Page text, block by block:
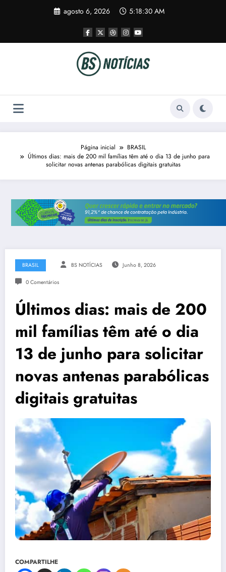
agosto 6, 2026 5:18:31 AM
Página inicial
BRASIL
Últimos dias: mais de 200 mil famílias têm até o dia 13 de junho para
solicitar novas antenas parabólicas digitais gratuitas
BRASIL BS NOTÍCIAS Junho 8, 2026
0 Comentários
Últimos dias: mais de 200
mil famílias têm até o dia
13 de junho para solicitar
novas antenas parabólicas
digitais gratuitas
COMPARTILHE